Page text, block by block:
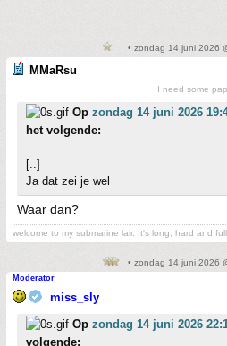
• zondag 14 juni 2026
MMaRsu
I need some
Op zondag 14 juni 2026
het volgende:
[..]
Ja dat zei je wel
Waar dan?
welcome to my submarine lair. It's long, hard and
• zondag 14 juni 2026
Moderator
miss_sly
Op zondag 14 juni 2026
volgende: